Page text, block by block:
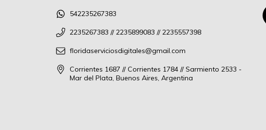
542235267383
2235267383 // 2235899083 // 2235557398
floridaserviciosdigitales@gmail.com
Corrientes 1687 // Corrientes 1784 // Sarmiento 2533 -
Mar del Plata, Buenos Aires, Argentina